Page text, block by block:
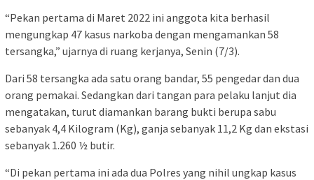
“Pekan pertama di Maret 2022 ini anggota kita berhasil
mengungkap 47 kasus narkoba dengan mengamankan 58
tersangka,” ujarnya di ruang kerjanya, Senin (7/3).
Dari 58 tersangka ada satu orang bandar, 55 pengedar dan dua
orang pemakai. Sedangkan dari tangan para pelaku lanjut dia
mengatakan, turut diamankan barang bukti berupa sabu
sebanyak 4,4 Kilogram (Kg), ganja sebanyak 11,2 Kg dan ekstasi
sebanyak 1.260 ½ butir.
“Di pekan pertama ini ada dua Polres yang nihil ungkap kasus